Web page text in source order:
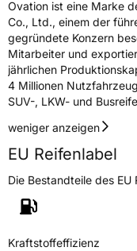
Rollgeräusch (Klasse)B
Rollgeräusch (dB)72
FahrzeugklasseC1
3PMSF /
Ovation ist eine Marke
Co., Ltd., einem der
gegründete Konzern
Mitarbeiter und
jährlichen
4 Millionen
SUV-, LKW- und
weniger anzeigen
EU Reifenlabel
Die Bestandteile des
Kraftstoffeffizienz